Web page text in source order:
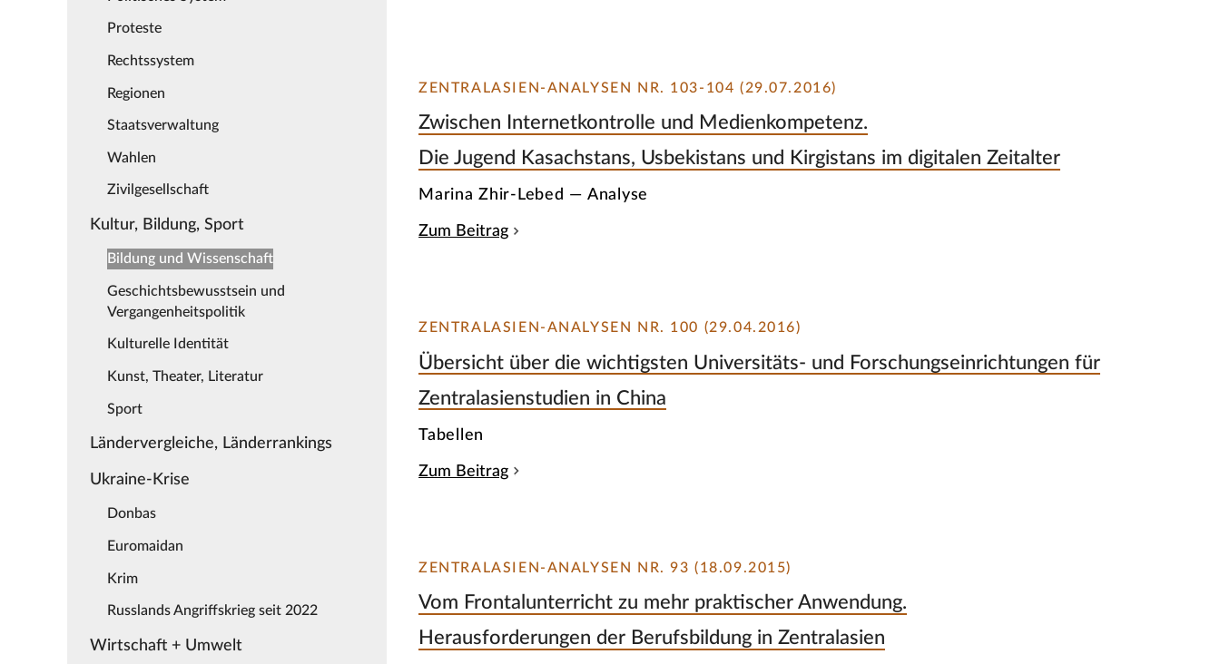
Proteste
Rechtssystem
Regionen
Staatsverwaltung
Wahlen
Zivilgesellschaft
Kultur, Bildung, Sport
Bildung und Wissenschaft
Geschichtsbewusstsein und
Vergangenheitspolitik
Kulturelle Identität
Kunst, Theater, Literatur
Sport
Ländervergleiche, Länderrankings
Ukraine-Krise
Donbas
Euromaidan
Krim
Russlands Angriffskrieg seit 2022
Wirtschaft + Umwelt
ZENTRALASIEN-ANALYSEN NR. 103-104 (29.07.2016)
Zwischen Internetkontrolle und Medienkompetenz.
Die Jugend Kasachstans, Usbekistans und Kirgistans im digitalen Zeitalter
Marina Zhir-Lebed — Analyse
Zum Beitrag
ZENTRALASIEN-ANALYSEN NR. 100 (29.04.2016)
Übersicht über die wichtigsten Universitäts- und Forschungseinrichtungen für
Zentralasienstudien in China
Tabellen
Zum Beitrag
ZENTRALASIEN-ANALYSEN NR. 93 (18.09.2015)
Vom Frontalunterricht zu mehr praktischer Anwendung.
Herausforderungen der Berufsbildung in Zentralasien